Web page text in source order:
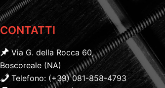
CONTATTI
Via G. della Rocca 60,
Boscoreale (NA)
Telefono: (+39) 081-858-4793